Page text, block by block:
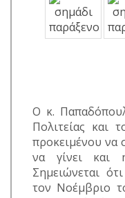
Ο κ.
Πολιτείας και
προκειμένου να
να γίνει και
Σημειώνεται
τον Νοέμβριο